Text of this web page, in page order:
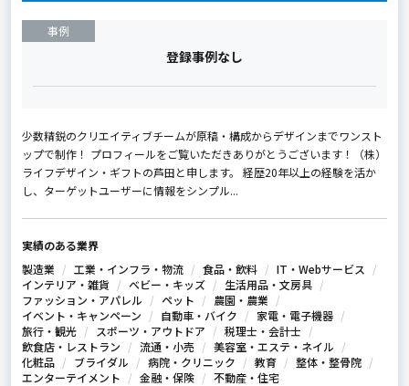
事例
登録事例なし
少数精鋭のクリエイティブチームが原稿・構成からデザインまでワンスト
ップで制作！ プロフィールをご覧いただきありがとうございます！（株）
ライフデザイン・ギフトの芦田と申します。 経歴20年以上の経験を活か
し、ターゲットユーザーに情報をシンプル...
実績のある業界
製造業
工業・インフラ・物流 食品・飲料
IT・Webサービス
インテリア・雑貨
ベビー・キッズ
生活用品・文房具
ファッション・アパレル
ペット
農園・農業
イベント・キャンペーン
自動車・バイク
家電・電子機器
旅行・観光
スポーツ・アウトドア
税理士・会計士
飲食店・レストラン
流通・小売
美容室・エステ・ネイル
化粧品
ブライダル 病院・クリニック 教育
整体・整骨院
エンターテイメント
金融・保険 不動産・住宅